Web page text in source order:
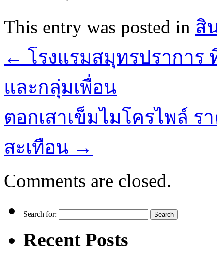
This entry was posted in สิ
← โรงแรมสมุทรปราการ
และกลุ่มเพื่อน
ตอกเสาเข็มไมโครไพล์
สะเทือน →
Comments are closed.
Search for:
Recent Posts